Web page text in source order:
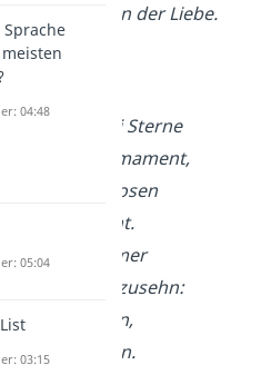
aber niemals an der Liebe.
wenn zwei Sterne
stehn am Firmament,
zweier Rosen
brennt.
Wahrheit! immer
schönsten anzusehn:
so sich lieben,
stehn.
Sprache
04:48
05:04
03:15